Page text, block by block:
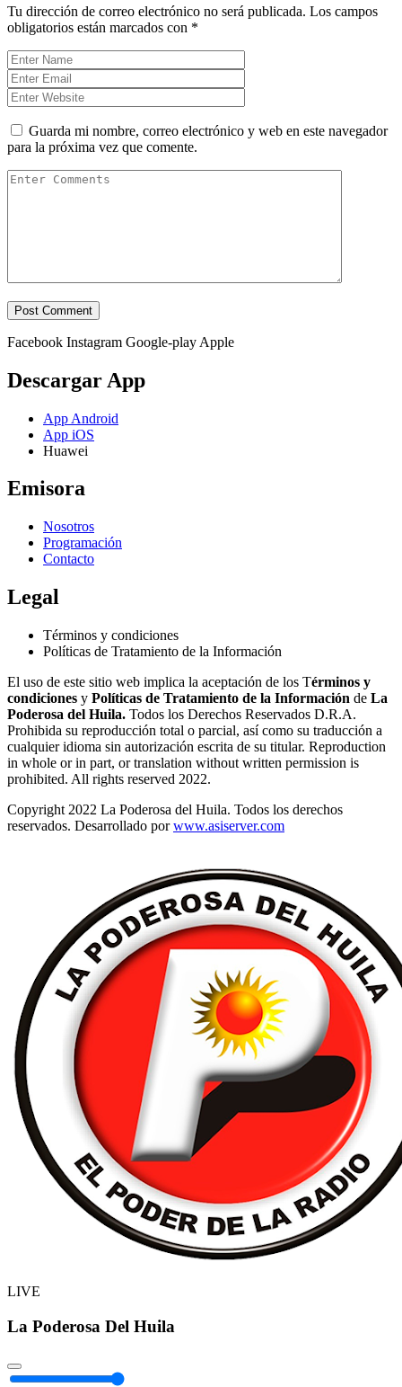
Tu dirección de correo electrónico no será publicada. Los campos
obligatorios están marcados con *
Guarda mi nombre, correo electrónico y web en este navegador
para la próxima vez que comente.
Facebook Instagram Google-play Apple
Descargar App
App Android
App iOS
Huawei
Emisora
Nosotros
Programación
Contacto
Legal
Términos y condiciones
Políticas de Tratamiento de la Información
El uso de este sitio web implica la aceptación de los Términos y
condiciones y Políticas de Tratamiento de la Información de La
Poderosa del Huila. Todos los Derechos Reservados D.R.A.
Prohibida su reproducción total o parcial, así como su traducción a
cualquier idioma sin autorización escrita de su titular. Reproduction
in whole or in part, or translation without written permission is
prohibited. All rights reserved 2022.
Copyright 2022 La Poderosa del Huila. Todos los derechos
reservados. Desarrollado porwww.asiserver.com
LIVE
La Poderosa Del Huila